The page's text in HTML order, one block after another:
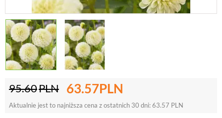
95.60PLN 63.57PLN
Aktualnie jest to najniższa cena z ostatnich 30 dni:63.57 PLN